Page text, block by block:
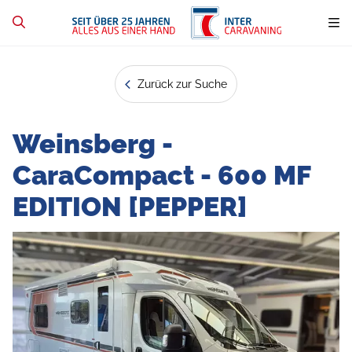
Zurück zur Suche
Weinsberg -
CaraCompact - 600 MF
EDITION [PEPPER]